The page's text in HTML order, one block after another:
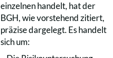
einzelnen handelt, hat der
BGH, wie vorstehend zitiert,
präzise dargelegt. Es handelt
sich um: